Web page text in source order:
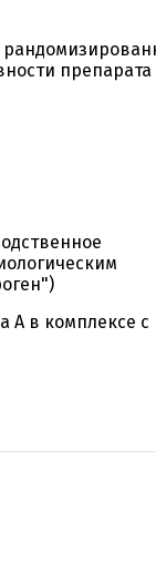
препарата
А в комплексе с